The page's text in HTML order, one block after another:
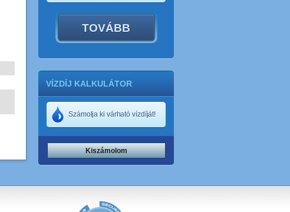
TOVÁBB
VÍZDÍJ KALKULÁTOR
Számolja ki várható vízdíját!
Kiszámolom